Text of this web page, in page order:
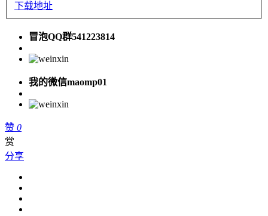
下载地址
冒泡QQ群541223814
我的微信maomp01
赞 0
赏
分享